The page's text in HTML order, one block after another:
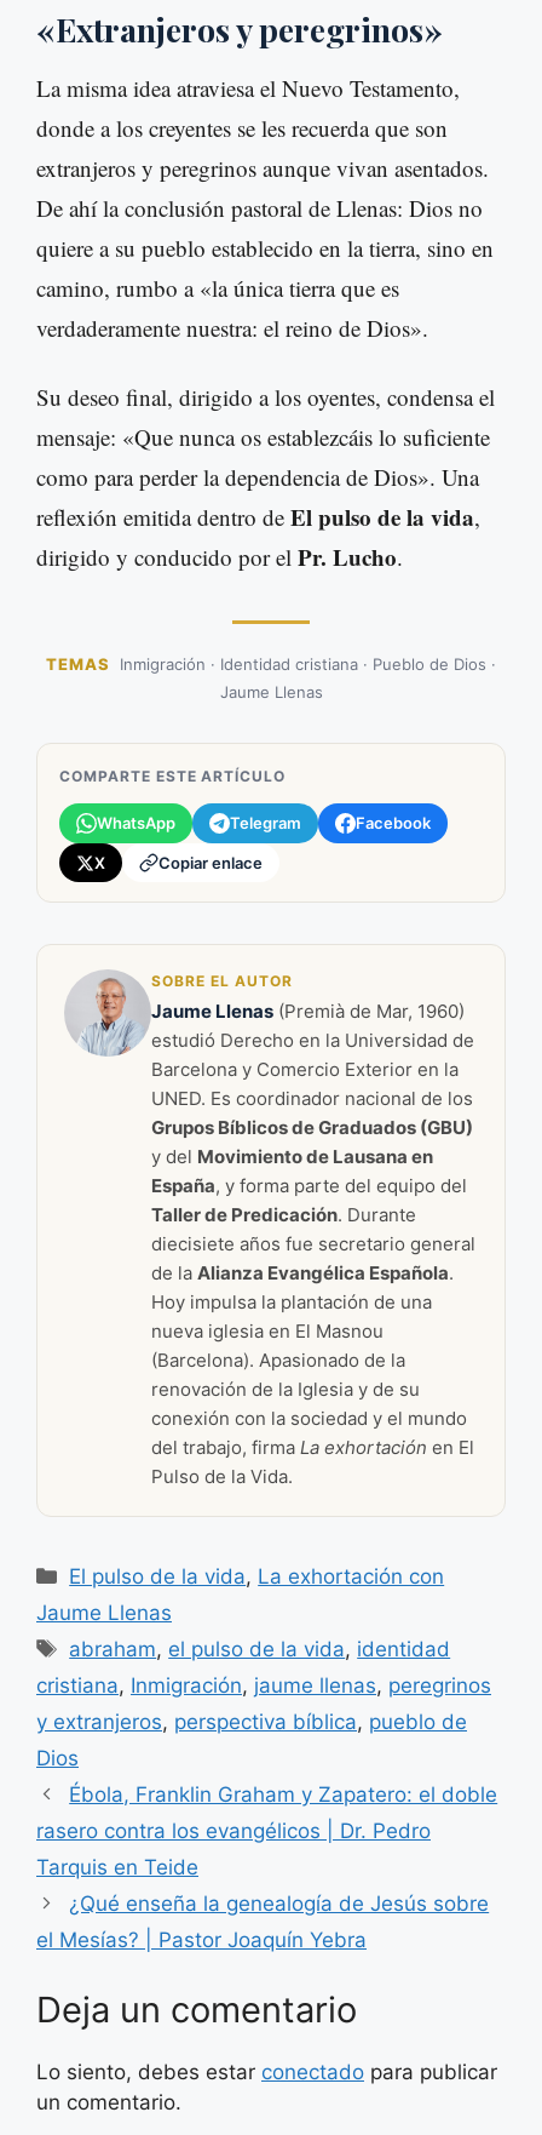
«Extranjeros y peregrinos»
La misma idea atraviesa el Nuevo Testamento,
donde a los creyentes se les recuerda que son
extranjeros y peregrinos aunque vivan asentados.
De ahí la conclusión pastoral de Llenas: Dios no
quiere a su pueblo establecido en la tierra, sino en
camino, rumbo a «la única tierra que es
verdaderamente nuestra: el reino de Dios».
Su deseo final, dirigido a los oyentes, condensa el
mensaje: «Que nunca os establezcáis lo suficiente
como para perder la dependencia de Dios». Una
reflexión emitida dentro de El pulso de la vida,
dirigido y conducido por el Pr. Lucho.
TEMAS
Inmigración · Identidad cristiana · Pueblo de Dios ·
Jaume Llenas
COMPARTE ESTE ARTÍCULO
WhatsApp Telegram Facebook
X Copiar enlace
SOBRE EL AUTOR
Jaume Llenas (Premià de Mar, 1960)
estudió Derecho en la Universidad de
Barcelona y Comercio Exterior en la
UNED. Es coordinador nacional de los
Grupos Bíblicos de Graduados (GBU)
y del Movimiento de Lausana en
España, y forma parte del equipo del
Taller de Predicación. Durante
diecisiete años fue secretario general
de la Alianza Evangélica Española.
Hoy impulsa la plantación de una
nueva iglesia en El Masnou
(Barcelona). Apasionado de la
renovación de la Iglesia y de su
conexión con la sociedad y el mundo
del trabajo, firma La exhortación en El
Pulso de la Vida.
Categorías
El pulso de la vida, La exhortación con
Jaume Llenas
Etiquetas
abraham, el pulso de la vida, identidad
cristiana, Inmigración, jaume llenas, peregrinos
y extranjeros, perspectiva bíblica, pueblo de
Dios
Ébola, Franklin Graham y Zapatero: el doble
rasero contra los evangélicos | Dr. Pedro
Tarquis en Teide
¿Qué enseña la genealogía de Jesús sobre
el Mesías? | Pastor Joaquín Yebra
Deja un comentario
Lo siento, debes estar conectado para publicar
un comentario.